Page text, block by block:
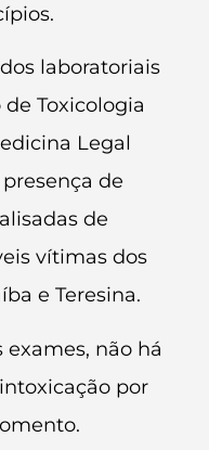
laboratoriais
Toxicologia
Legal
de
de
vítimas dos
e Teresina.
não há
por